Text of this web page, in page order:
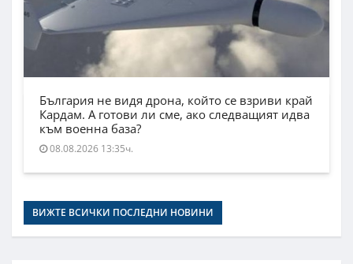
България не видя дрона, който се взриви край
Кардам. А готови ли сме, ако следващият идва
към военна база?
08.08.2026 13:35ч.
ВИЖТЕ ВСИЧКИ ПОСЛЕДНИ НОВИНИ